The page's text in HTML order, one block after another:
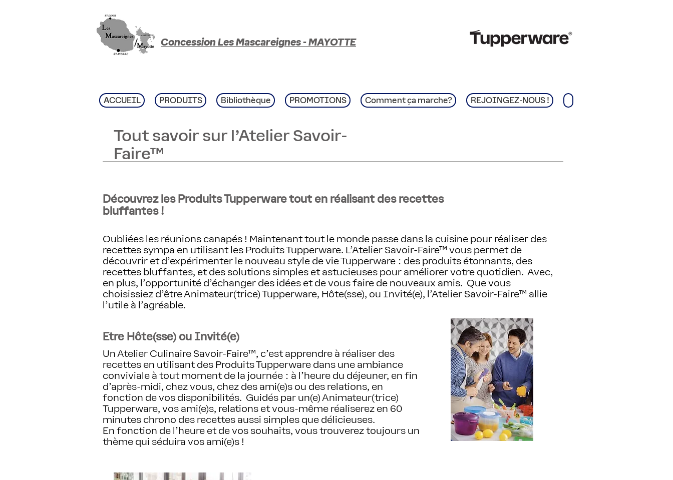
Concession Les Mascareignes - MAYOTTE
Tout savoir sur l'Atelier Savoir-
Faire™
Découvrez les Produits Tupperware tout en réalisant des recettes
bluffantes !
Oubliées les réunions canapés ! Maintenant tout le monde passe dans la cuisine pour réaliser des
recettes sympa en utilisant les Produits Tupperware. L’Atelier Savoir-Faire™ vous permet de
découvrir et d’expérimenter le nouveau style de vie Tupperware : des produits étonnants, des
recettes bluffantes, et des solutions simples et astucieuses pour améliorer votre quotidien. Avec,
en plus, l’opportunité d’échanger des idées et de vous faire de nouveaux amis. Que vous
choisissiez d'être Animateur(trice) Tupperware, Hôte(sse), ou Invité(e), l’Atelier Savoir-Faire™ allie
l’utile à l’agréable.
Un Atelier Culinaire Savoir-Faire™, c'est apprendre à réaliser des
recettes en utilisant des Produits Tupperware dans une ambiance
conviviale à tout moment de la journée : à l'heure du déjeuner, en fin
d'après-midi, chez vous, chez des ami(e)s ou des relations, en
fonction de vos disponibilités. Guidés par un(e) Animateur(trice)
Tupperware, vos ami(e)s, relations et vous-même réaliserez en 60
minutes chrono des recettes aussi simples que délicieuses.
En fonction de l'heure et de vos souhaits, vous trouverez toujours un
thème qui séduira vos ami(e)s !
Etre Hôte(sse) ou Invité(e)
ACCUEIL PRODUITS Bibliothèque PROMOTIONS Comment ça marche? REJOINGEZ-NOUS !